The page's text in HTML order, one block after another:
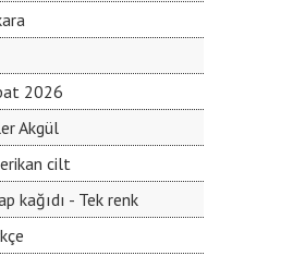
2026
Akgül
cilt
kağıdı - Tek renk